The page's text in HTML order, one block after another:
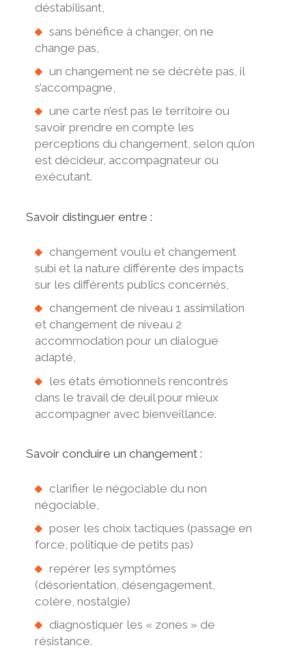
déstabilisant,
sans bénéfice à changer, on ne
change pas,
un changement ne se décrète pas, il
s’accompagne,
une carte n’est pas le territoire ou
savoir prendre en compte les
perceptions du changement, selon qu’on
est décideur, accompagnateur ou
exécutant.
Savoir distinguer entre :
changement voulu et changement
subi et la nature différente des impacts
sur les différents publics concernés,
changement de niveau 1 assimilation
et changement de niveau 2
accommodation pour un dialogue
adapté,
les états émotionnels rencontrés
dans le travail de deuil pour mieux
accompagner avec bienveillance.
Savoir conduire un changement :
clarifier le négociable du non
négociable,
poser les choix tactiques (passage en
force, politique de petits pas)
repérer les symptômes
(désorientation, désengagement,
colère, nostalgie)
diagnostiquer les « zones » de
résistance.